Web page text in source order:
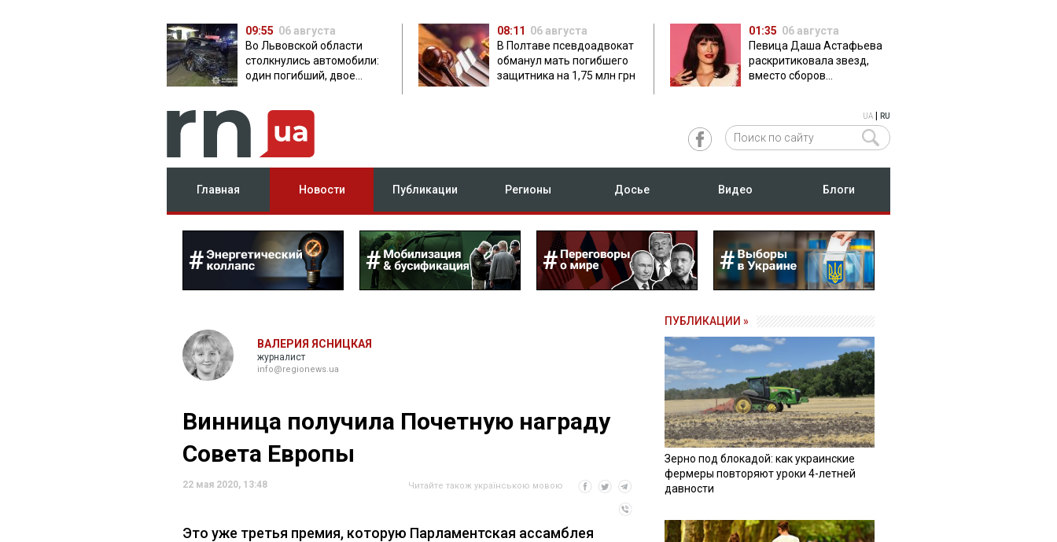
09:55 06 августа
Во Львовской области
столкнулись автомобили:
один погибший, двое
08:11 06 августа
В Полтаве псевдоадвокат
обманул мать погибшего
защитника на 1,75 млн грн
01:35 06 августа
Певица Даша Астафьева
раскритиковала звезд,
вместо сборов
UA RU
Главная Новости Публикации Регионы Досье Видео Блоги
ВАЛЕРИЯ ЯСНИЦКАЯ
журналист
info@regionews.ua
Винница получила Почетную награду
Совета Европы
22 мая 2020, 13:48 Читайте також українською мовою
Это уже третья премия, которую Парламентская ассамблея
ПУБЛИКАЦИИ »
Зерно под блокадой: как украинские
фермеры повторяют уроки 4-летней
давности